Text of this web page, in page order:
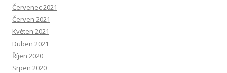
Červenec 2021
Červen 2021
Květen 2021
Duben 2021
Říjen 2020
Srpen 2020